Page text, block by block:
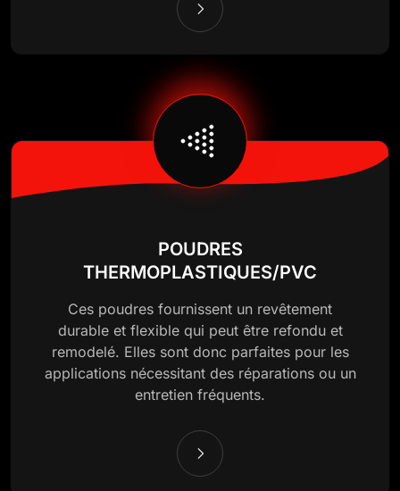
POUDRES
THERMOPLASTIQUES/PVC
Ces poudres fournissent un revêtement
durable et flexible qui peut être refondu et
remodelé. Elles sont donc parfaites pour les
applications nécessitant des réparations ou un
entretien fréquents.